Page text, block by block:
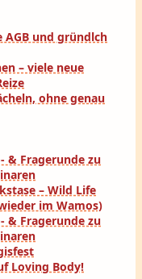
AGB und gründlch
– viele neue
ohne genau
& Fragerunde zu
– Wild Life
im Wamos)
& Fragerunde zu
Loving Body!